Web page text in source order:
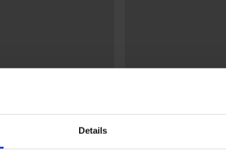
Details
3PACK слипове Thompson
€
24,99 €
14,49 €
28,99 €